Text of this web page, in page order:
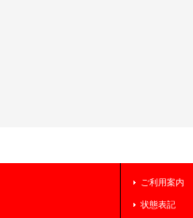
ご利用案内
状態表記